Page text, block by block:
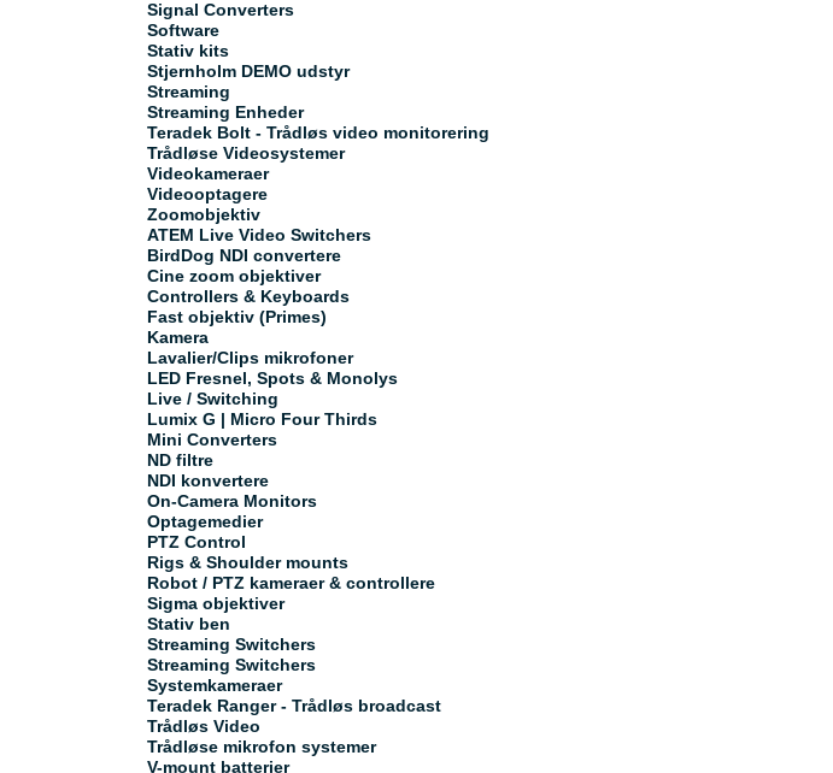
Signal Converters
Software
Stativ kits
Stjernholm DEMO udstyr
Streaming
Streaming Enheder
Teradek Bolt - Trådløs video monitorering
Trådløse Videosystemer
Videokameraer
Videooptagere
Zoomobjektiv
ATEM Live Video Switchers
BirdDog NDI convertere
Cine zoom objektiver
Controllers & Keyboards
Fast objektiv (Primes)
Kamera
Lavalier/Clips mikrofoner
LED Fresnel, Spots & Monolys
Live / Switching
Lumix G | Micro Four Thirds
Mini Converters
ND filtre
NDI konvertere
On-Camera Monitors
Optagemedier
PTZ Control
Rigs & Shoulder mounts
Robot / PTZ kameraer & controllere
Sigma objektiver
Stativ ben
Streaming Switchers
Streaming Switchers
Systemkameraer
Teradek Ranger - Trådløs broadcast
Trådløs Video
Trådløse mikrofon systemer
V-mount batterier